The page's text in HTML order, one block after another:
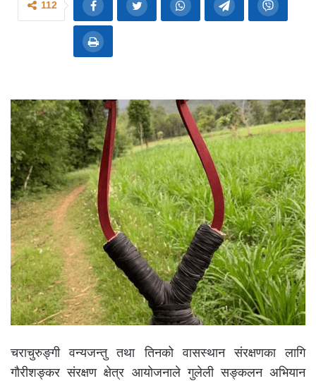
112
चराचुरुङ्गी वन्यजन्तु तथा तिनको वासस्थान संरक्षणका लागि
गौरीशङ्कर संरक्षण क्षेत्र आयोजनाले गुलेली सङ्कलन अभियान